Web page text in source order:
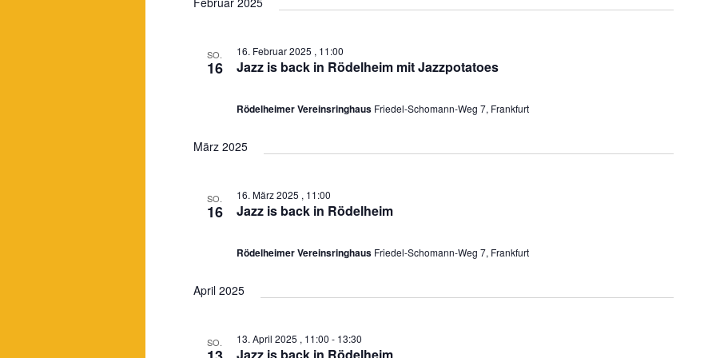
SO.
16 Jazz is back in Rödelheim mit Jazzpotatoes
16. Februar 2025 , 11:00
Rödelheimer Vereinsringhaus Friedel-Schomann-Weg 7, Frankfurt
März 2025
SO.
16 Jazz is back in Rödelheim
16. März 2025 , 11:00
Rödelheimer Vereinsringhaus Friedel-Schomann-Weg 7, Frankfurt
April 2025
SO. 13. April 2025 , 11:00 - 13:30